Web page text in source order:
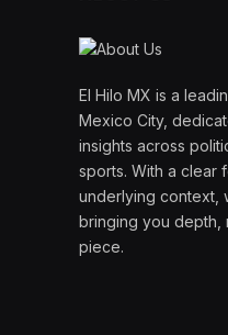
El Hilo MX is a
Mexico City,
insights across
sports. With a clear
underlying
bringing you depth,
piece.